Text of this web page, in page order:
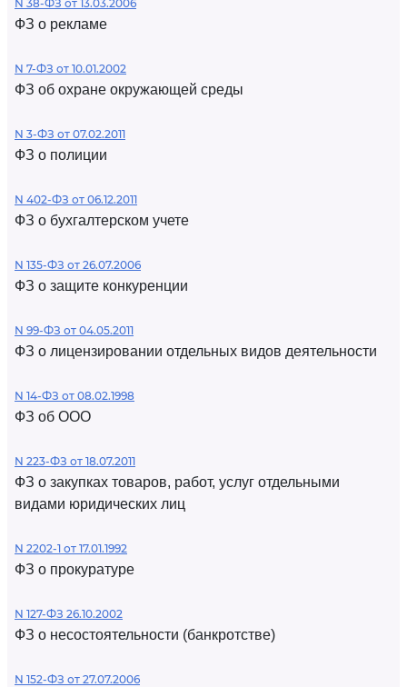
N 38-ФЗ от 13.03.2006
ФЗ о рекламе
N 7-ФЗ от 10.01.2002
ФЗ об охране окружающей среды
N 3-ФЗ от 07.02.2011
ФЗ о полиции
N 402-ФЗ от 06.12.2011
ФЗ о бухгалтерском учете
N 135-ФЗ от 26.07.2006
ФЗ о защите конкуренции
N 99-ФЗ от 04.05.2011
ФЗ о лицензировании отдельных видов деятельности
N 14-ФЗ от 08.02.1998
ФЗ об ООО
N 223-ФЗ от 18.07.2011
ФЗ о закупках товаров, работ, услуг отдельными
видами юридических лиц
N 2202-1 от 17.01.1992
ФЗ о прокуратуре
N 127-ФЗ 26.10.2002
ФЗ о несостоятельности (банкротстве)
N 152-ФЗ от 27.07.2006